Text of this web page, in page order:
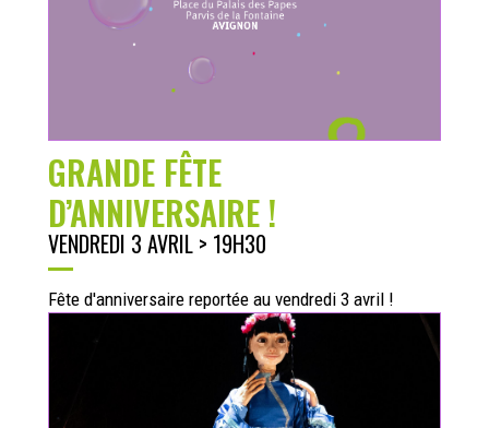
GRANDE FÊTE
D’ANNIVERSAIRE !
VENDREDI 3 AVRIL > 19H30
Fête d'anniversaire reportée au vendredi 3 avril !